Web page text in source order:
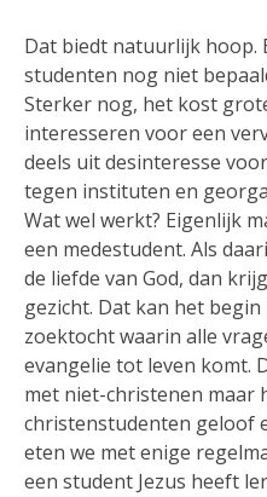
Dat biedt natuurlijk hoop.
studenten nog niet
Sterker nog, het kost
interesseren voor een
deels uit desinteresse
tegen instituten en
Wat wel werkt? Eigenlijk
een medestudent. Als
de liefde van God, dan
gezicht. Dat kan het
zoektocht waarin alle
evangelie tot leven komt.
met niet-christenen maar
christenstudenten geloof
eten we met enige
een student Jezus heeft